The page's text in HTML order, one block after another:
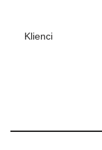
Klienci